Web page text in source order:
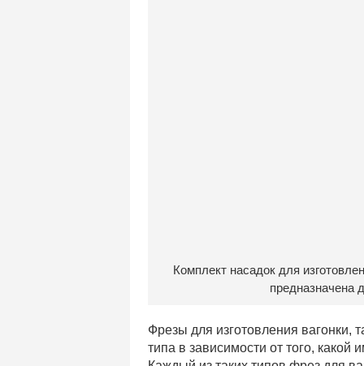
Комплект насадок для
предназначена
Фрезы для изготовления вагонки,
типа в зависимости от того,